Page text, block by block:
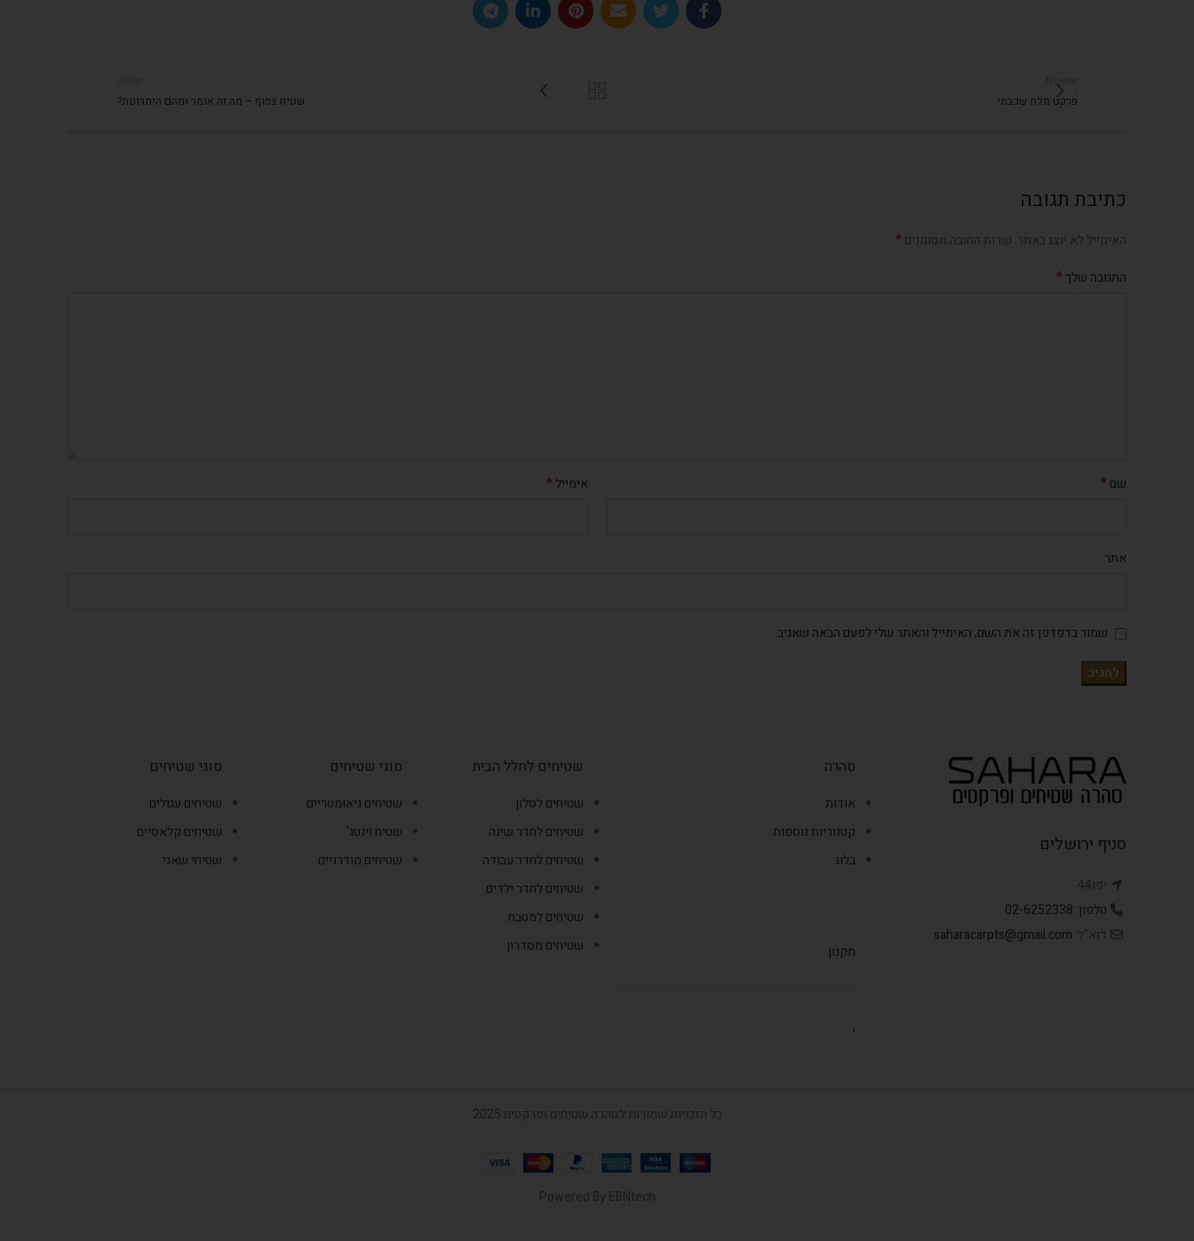
Newer
פרקט תלת שכבתי
שטיח צפוף – מה זה אומר ומהם היתרונות?
כתיבת תגובה
האימייל לא יוצג באתר. שדות החובה מסומנים*
התגובה שלך*
שם* אימייל*
אתר
שמור בדפדפן זה את השם, האימייל והאתר שלי לפעם הבאה שאגיב.
סניף ירושלים
יפו44
טלפון: 02-6252338
דוא"ל: saharacarpts@gmail.com
סהרה
אודות
קטגוריות נוספות
בלוג
תקנון
,
שטיחים לחלל הבית
שטיחים לסלון
שטיחים לחדר שינה
שטיחים לחדר עבודה
שטיחים לחדר ילדים
שטיחים למטבח
שטיחים מסדרון
סוגי שטיחים
שטיחים גיאומטריים
שטיח וינטג'
שטיחים מודרניים
סוגי שטיחים
שטיחים עגולים
שטיחים קלאסיים
שטיחי שאגי
כל הזכויות שמורות לסהרה שטיחים ופרקטים 2025
Powered By EBNtech